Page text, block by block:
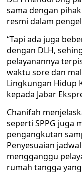
sama dengan
resmi dalam
“Tapi ada juga
dengan DLH,
pelayanannya
waktu sore dan
Lingkungan Hidup
kepada Jabar
Chanifah
seperti SPPG juga
pengangkutan
Penyesuaian
mengganggu
rumah tangga